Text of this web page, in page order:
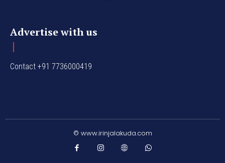
Advertise with us
Contact +91 7736000419
© www.irinjalakuda.com